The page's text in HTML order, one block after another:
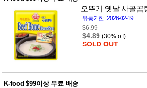
실/청소
용품
WALL
DECO
Pet
Supplies
화 사
오뚜기 옛날 사골곰
유통기한 : 2026-02-19
$6.99
$4.89 (30% off)
SOLD OUT
K-food $99이상 무료 배송